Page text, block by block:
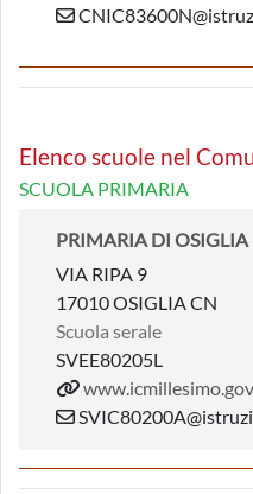
Elenco scuole nel
SCUOLA PRIMARIA
PRIMARIA DI OSIGLIA
VIA RIPA 9
17010 OSIGLIA CN
Scuola serale
SVEE80205L